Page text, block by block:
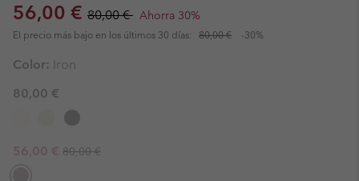
Sale price:
56,00 € Regular price:
80,00 € Ahorra 30%
El precio más bajo en los últimos 30 días: 80,00 € -30%
Color:
Iron
80,00 €
Sale price:
56,00 € Regular price:
80,00 €